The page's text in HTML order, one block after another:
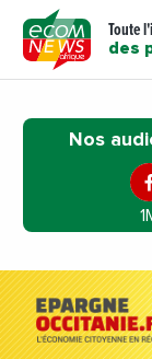
Toute
des
Nos